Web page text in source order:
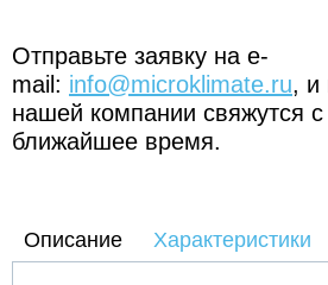
Отправьте заявку на e-
mail: info@microklimate.ru, и
нашей компании свяжутся
ближайшее время.
Описание Характеристики